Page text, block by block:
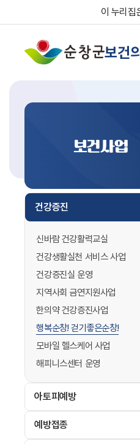
이 누리집
보건
보건사업
건강증진
신바람 건강활력교실
건강생활실천 서비스 사업
건강증진실 운영
지역사회 금연지원사업
한의약 건강증진사업
행복순창! 걷기좋은순창!
모바일 헬스케어 사업
해피니스센터 운영
아토피예방
예방접종